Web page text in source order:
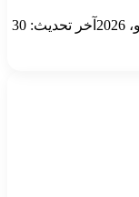
آخر تحديث: 30